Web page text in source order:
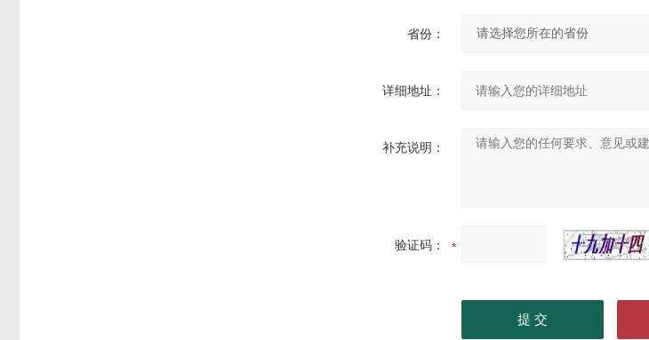
省份：
详细地址：
补充说明：
验证码：